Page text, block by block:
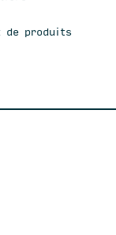
de produits